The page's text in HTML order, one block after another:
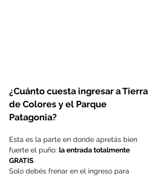
¿Cuánto cuesta ingresar a Tierra
de Colores y el Parque
Patagonia?
Esta es la parte en donde apretás bien
fuerte el puño: la entrada totalmente
GRATIS.
Solo debés frenar en el ingreso para